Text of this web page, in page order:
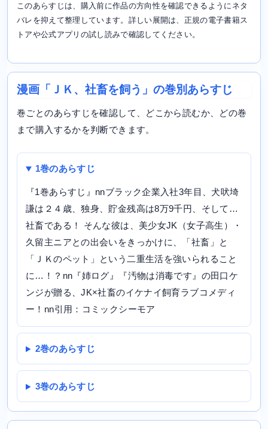
このあらすじは、購入前に作品の方向性を確認できるようにネタ
バレを抑えて整理しています。詳しい展開は、正規の電子書籍ス
トアや公式アプリの試し読みで確認してください。
漫画「ＪＫ、社畜を飼う」の巻別あらすじ
巻ごとのあらすじを確認して、どこから読むか、どの巻
まで購入するかを判断できます。
1巻のあらすじ
『1巻あらすじ』nnブラック企業入社3年目、犬吠埼
謙は２４歳、独身、貯金残高は8万9千円、そして…
社畜である！ そんな彼は、美少女JK（女子高生）・
久留主ニアとの出会いをきっかけに、「社畜」と
「ＪＫのペット」という二重生活を強いられること
に…！？nn『姉ログ』『汚物は消毒です』の田口ケ
ンジが贈る、JK×社畜のイケナイ飼育ラブコメディ
ー！nn引用：コミックシーモア
2巻のあらすじ
3巻のあらすじ